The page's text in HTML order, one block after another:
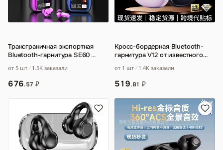
Трансграничная экспортная
Bluetooth-гарнитура SE60…
от 5 шт 1.5K заказали
676.57 ₽
Кросс-бордерная Bluetooth-
гарнитура V12 от известного
от 1 шт 1.4K заказали
519.81 ₽